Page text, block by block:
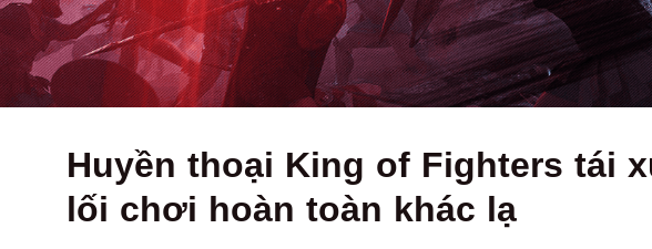
Huyền thoại King of Fighters tái
lối chơi hoàn toàn khác lạ